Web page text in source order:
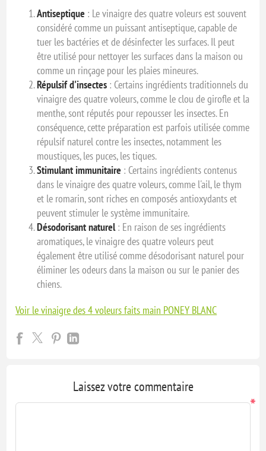
Antiseptique : Le vinaigre des quatre voleurs est souvent
considéré comme un puissant antiseptique, capable de
tuer les bactéries et de désinfecter les surfaces. Il peut
être utilisé pour nettoyer les surfaces dans la maison ou
comme un rinçage pour les plaies mineures.
Répulsif d'insectes : Certains ingrédients traditionnels du
vinaigre des quatre voleurs, comme le clou de girofle et la
menthe, sont réputés pour repousser les insectes. En
conséquence, cette préparation est parfois utilisée comme
répulsif naturel contre les insectes, notamment les
moustiques, les puces, les tiques.
Stimulant immunitaire : Certains ingrédients contenus
dans le vinaigre des quatre voleurs, comme l'ail, le thym
et le romarin, sont riches en composés antioxydants et
peuvent stimuler le système immunitaire.
Désodorisant naturel: En raison de ses ingrédients
aromatiques, le vinaigre des quatre voleurs peut
également être utilisé comme désodorisant naturel pour
éliminer les odeurs dans la maison ou sur le panier des
chiens.
Voir le vinaigre des 4 voleurs faits main PONEY BLANC
Laissez votre commentaire
*